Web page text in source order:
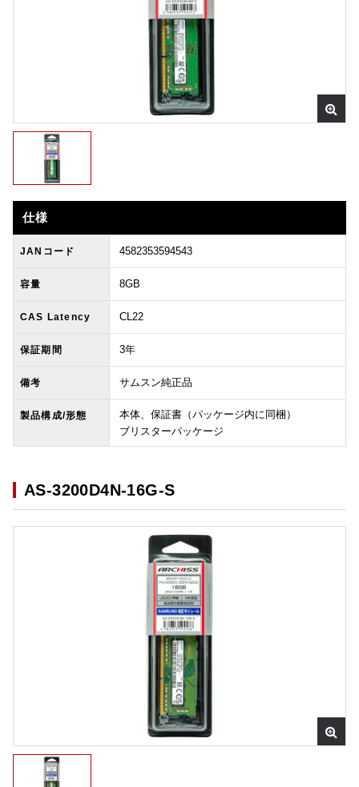
仕様
JANコード 4582353594543
容量 8GB
CAS Latency CL22
保証期間 3年
備考 サムスン純正品
製品構成/形態
本体、保証書（パッケージ内に同梱）
ブリスターパッケージ
AS-3200D4N-16G-S